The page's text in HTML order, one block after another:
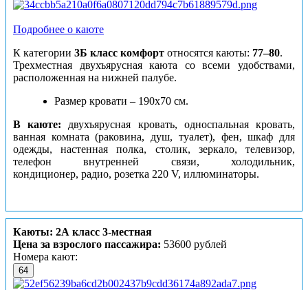
Подробнее о каюте
К категории 3Б класс комфорт относятся каюты: 77–80.
Трехместная двухъярусная каюта со всеми удобствами,
расположенная на нижней палубе.
Размер кровати – 190х70 см.
В каюте: двухъярусная кровать, односпальная кровать,
ванная комната (раковина, душ, туалет), фен, шкаф для
одежды, настенная полка, столик, зеркало, телевизор,
телефон внутренней связи, холодильник,
кондиционер, радио, розетка 220 V, иллюминаторы.
Каюты: 2А класс 3-местная
Цена за взрослого пассажира: 53600 рублей
Номера кают:
64